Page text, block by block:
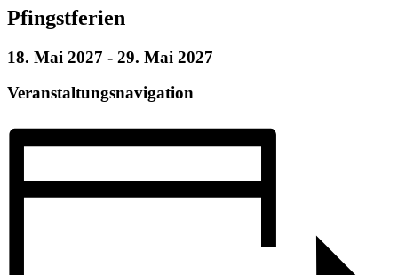
Pfingstferien
18. Mai 2027 - 29. Mai 2027
Veranstaltungsnavigation